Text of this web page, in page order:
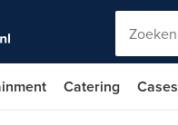
Catering Cases